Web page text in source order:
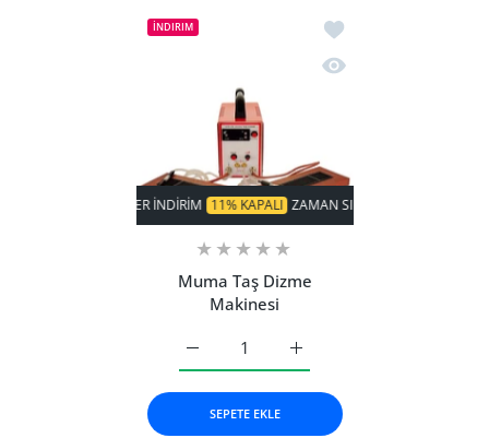
İNDIRIM
İstek listesine ekle
Hızlı Görünüm
SÜPER INDIRIM 11% KAPALI ZAMAN SINIRLI!
Muma Taş Dizme
Makinesi
Muma Taş Dizme
Muma Taş Dizme Makinesi Default Title
SEPETE EKLE